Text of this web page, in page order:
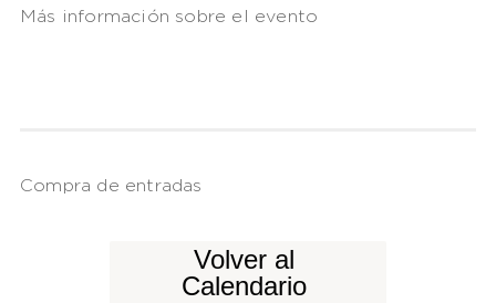
Más información sobre el evento
Compra de entradas
Volver al
Calendario